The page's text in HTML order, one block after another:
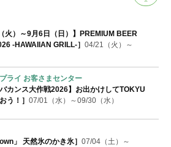
火）～9月6日（日）】PREMIUM BEER
-HAWAIIAN GRILL-］ 04/21（火）～
ライ お客さまセンター
バカンス大作戦2026】お出かけしてTOKYU
う！］ 07/01（水）～09/30（水）
」 天然氷のかき氷］ 07/04（土）～